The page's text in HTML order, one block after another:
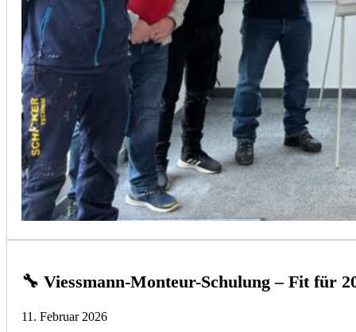
🔧 Viessmann-Monteur-Schulung – Fit für
11. Februar 2026